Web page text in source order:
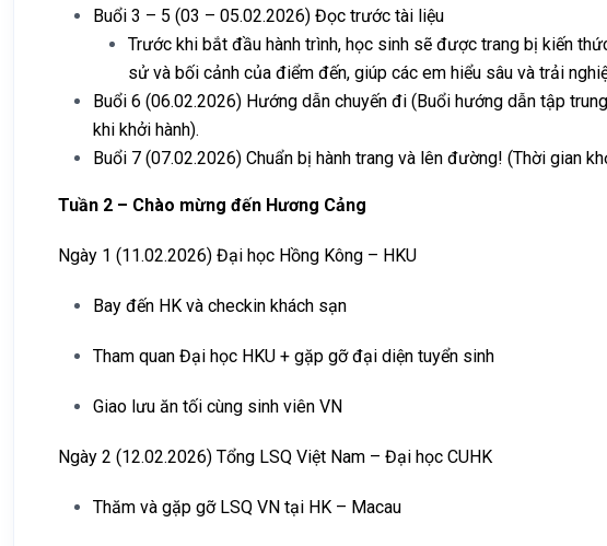
Buổi 3 – 5 (03 – 05.02.2026) Đọc trước tài liệu
Trước khi bắt đầu hành trình, học sinh sẽ được trang bị kiến
sử và bối cảnh của điểm đến, giúp các em hiểu sâu và trải
Buổi 6 (06.02.2026) Hướng dẫn chuyến đi (Buổi hướng dẫn tập
khi khởi hành).
Buổi 7 (07.02.2026) Chuẩn bị hành trang và lên đường! (Thời gian
Tuần 2 – Chào mừng đến Hương Cảng
Ngày 1 (11.02.2026) Đại học Hồng Kông – HKU
Bay đến HK và checkin khách sạn
Tham quan Đại học HKU + gặp gỡ đại diện tuyển sinh
Giao lưu ăn tối cùng sinh viên VN
Ngày 2 (12.02.2026) Tổng LSQ Việt Nam – Đại học CUHK
Thăm và gặp gỡ LSQ VN tại HK – Macau